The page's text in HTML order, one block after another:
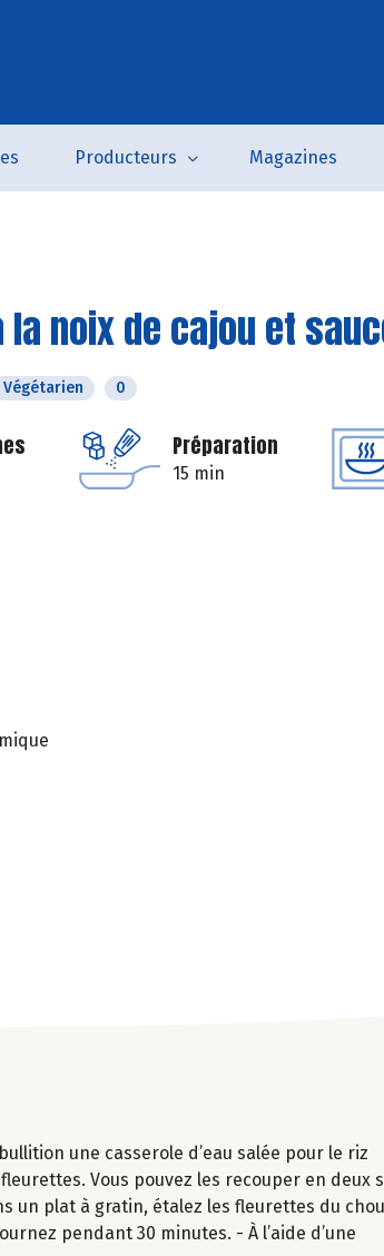
Producteurs Magazines
la noix de cajou et
Végétarien 0
Préparation
15 min
une casserole d’eau salée pour le riz
Vous pouvez les recouper en deux
un plat à gratin, étalez les fleurettes du
pendant 30 minutes. - À l’aide d’une